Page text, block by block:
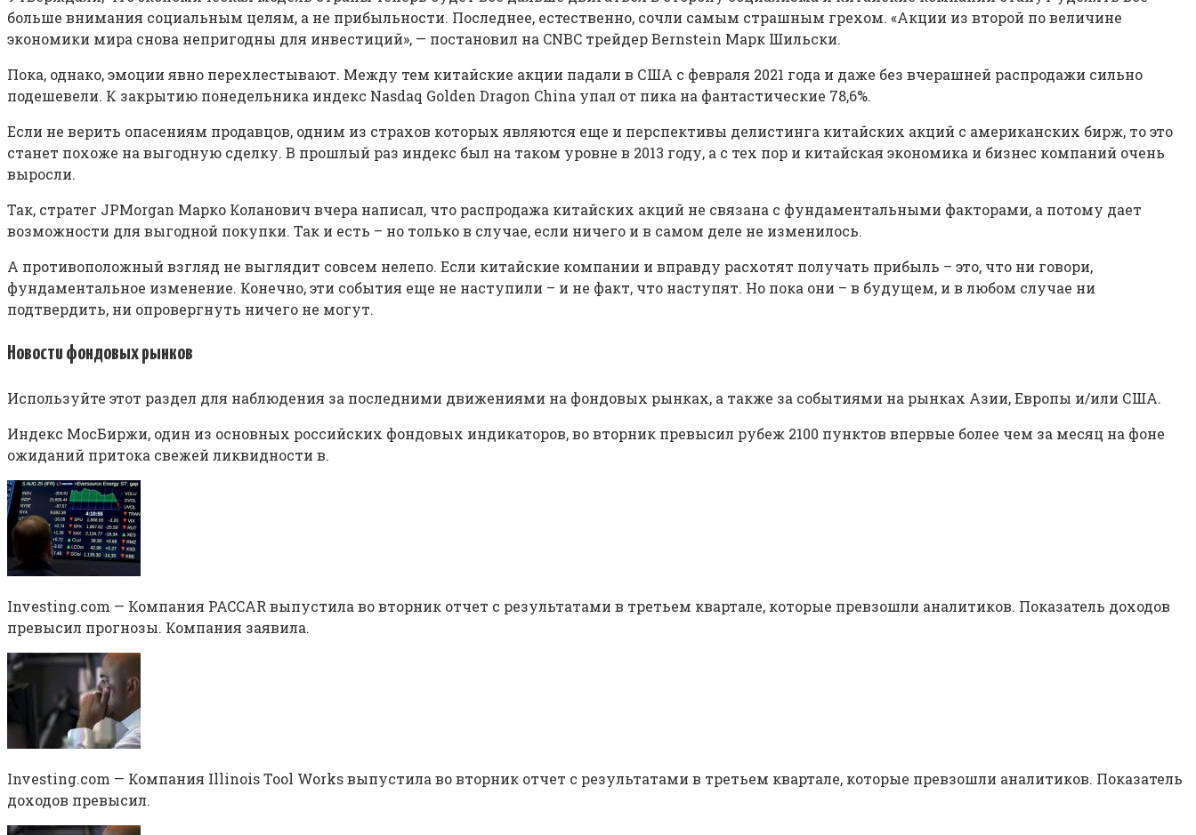
больше внимания социальным целям, а не прибыльности. Последнее, естественно, сочли самым страшным грехом. «Акции из второй по величине
экономики мира снова непригодны для инвестиций», — постановил на CNBC трейдер Bernstein Марк Шильски.
Пока, однако, эмоции явно перехлестывают. Между тем китайские акции падали в США с февраля 2021 года и даже без вчерашней распродажи сильно
подешевели. К закрытию понедельника индекс Nasdaq Golden Dragon China упал от пика на фантастические 78,6%.
Если не верить опасениям продавцов, одним из страхов которых являются еще и перспективы делистинга китайских акций с американских бирж, то это
станет похоже на выгодную сделку. В прошлый раз индекс был на таком уровне в 2013 году, а с тех пор и китайская экономика и бизнес компаний очень
выросли.
Так, стратег JPMorgan Марко Коланович вчера написал, что распродажа китайских акций не связана с фундаментальными факторами, а потому дает
возможности для выгодной покупки. Так и есть – но только в случае, если ничего и в самом деле не изменилось.
А противоположный взгляд не выглядит совсем нелепо. Если китайские компании и вправду расхотят получать прибыль – это, что ни говори,
фундаментальное изменение. Конечно, эти события еще не наступили – и не факт, что наступят. Но пока они – в будущем, и в любом случае ни
подтвердить, ни опровергнуть ничего не могут.
Новости фондовых рынков
Используйте этот раздел для наблюдения за последними движениями на фондовых рынках, а также за событиями на рынках Азии, Европы и/или США.
Индекс МосБиржи, один из основных российских фондовых индикаторов, во вторник превысил рубеж 2100 пунктов впервые более чем за месяц на фоне
ожиданий притока свежей ликвидности в.
Investing.com — Компания PACCAR выпустила во вторник отчет с результатами в третьем квартале, которые превзошли аналитиков. Показатель доходов
превысил прогнозы. Компания заявила.
Investing.com — Компания Illinois Tool Works выпустила во вторник отчет с результатами в третьем квартале, которые превзошли аналитиков. Показатель
доходов превысил.